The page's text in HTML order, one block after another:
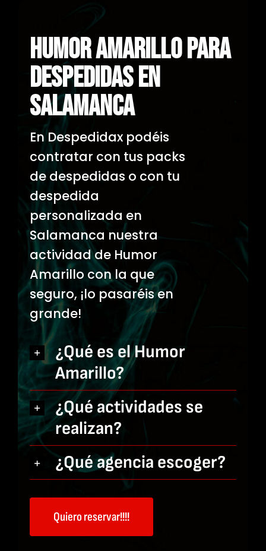
HUMOR AMARILLO PARA
DESPEDIDAS EN
SALAMANCA
En Despedidax podéis
contratar con tus packs
de despedidas o con tu
despedida
personalizada en
Salamanca nuestra
actividad de Humor
Amarillo con la que
seguro, ¡lo pasaréis en
grande!
¿Qué es el Humor
Amarillo?
¿Qué actividades se
realizan?
¿Qué agencia escoger?
Quiero reservar!!!!